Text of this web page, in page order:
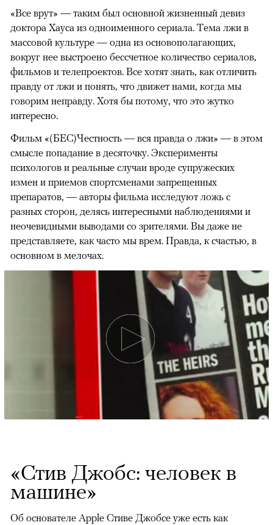
00:00 / 00:00
«Все врут» — таким был основной жизненный девиз
доктора Хауса из одноименного сериала. Тема лжи в
массовой культуре — одна из основополагающих,
вокруг нее выстроено бессчетное количество сериалов,
фильмов и телепроектов. Все хотят знать, как отличить
правду от лжи и понять, что движет нами, когда мы
говорим неправду. Хотя бы потому, что это жутко
интересно.
Фильм «(БЕС)Честность — вся правда о лжи» — в этом
смысле попадание в десяточку. Эксперименты
психологов и реальные случаи вроде супружеских
измен и приемов спортсменами запрещенных
препаратов, — авторы фильма исследуют ложь с
разных сторон, делясь интересными наблюдениями и
неочевидными выводами со зрителями. Вы даже не
представляете, как часто мы врем. Правда, к счастью, в
основном в мелочах.
«Стив Джобс: человек в
машине»
Об основателе Apple Стиве Джобсе уже есть как